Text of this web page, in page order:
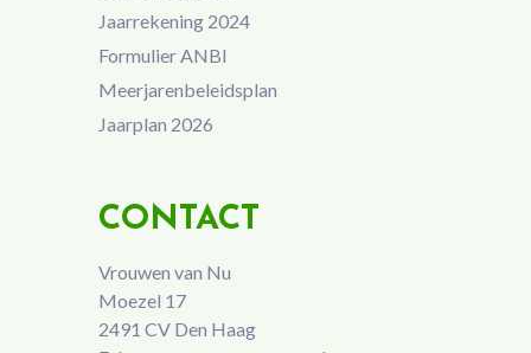
Jaarrekening 2024
Formulier ANBI
Meerjarenbeleidsplan
Jaarplan 2026
CONTACT
Vrouwen van Nu
Moezel 17
2491 CV Den Haag